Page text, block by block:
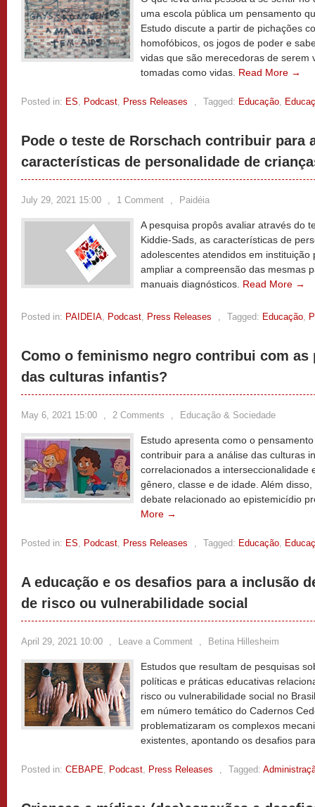
uma escola pública um pensamento
Estudo discute a partir de pichações
homofóbicos, os jogos de poder e
vidas que são merecedoras de serem
tomadas como vidas. Read More →
Posted in: ES, Podcast, Press Releases , Tagged: Educação,
Pode o teste de Rorschach contribuir para
características de personalidade de
July 29, 2021 15:00 , 1 Comment , Paidéia
A pesquisa propôs avaliar através do
Kiddie-Sads, as características de
adolescentes atendidos em instituição
ampliar a compreensão das mesmas
manuais diagnósticos. Read More →
Posted in: PAIDEIA, Podcast, Press Releases , Tagged: Educação,
Como o feminismo negro contribui com as
das culturas infantis?
May 6, 2021 15:00 , 2 Comments , Educação & Sociedade
Estudo apresenta como o
contribuir para a análise das culturas
correlacionados a interseccionalidade
gênero, classe e de idade. Além
debate relacionado ao epistemicídio
More →
Posted in: ES, Podcast, Press Releases , Tagged: Educação,
A educação e os desafios para a inclusão
de risco ou vulnerabilidade social
April 29, 2021 10:00 , Leave a Comment , Betina Hillesheim
Estudos que resultam de pesquisas
políticas e práticas educativas
risco ou vulnerabilidade social no
em número temático do Cadernos
problematizaram os complexos
existentes, apontando os desafios
Posted in: CEBAPE, Podcast, Press Releases , Tagged: